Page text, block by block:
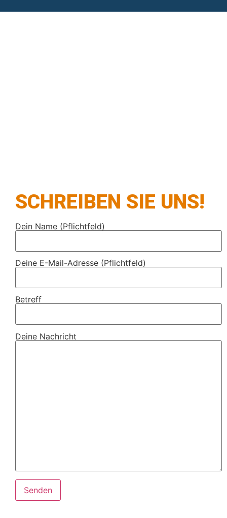
SCHREIBEN SIE UNS!
Dein Name (Pflichtfeld)
Deine E-Mail-Adresse (Pflichtfeld)
Betreff
Deine Nachricht